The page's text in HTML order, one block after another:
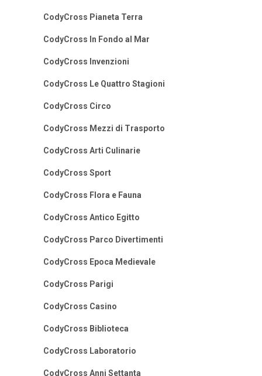
CodyCross Pianeta Terra
CodyCross In Fondo al Mar
CodyCross Invenzioni
CodyCross Le Quattro Stagioni
CodyCross Circo
CodyCross Mezzi di Trasporto
CodyCross Arti Culinarie
CodyCross Sport
CodyCross Flora e Fauna
CodyCross Antico Egitto
CodyCross Parco Divertimenti
CodyCross Epoca Medievale
CodyCross Parigi
CodyCross Casino
CodyCross Biblioteca
CodyCross Laboratorio
CodyCross Anni Settanta